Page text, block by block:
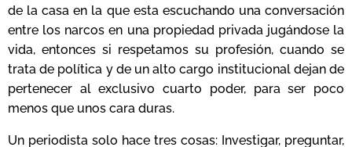
de la casa en la que esta escuchando una conversación
entre los narcos en una propiedad privada jugándose la
vida, entonces si respetamos su profesión, cuando se
trata de política y de un alto cargo institucional dejan de
pertenecer al exclusivo cuarto poder, para ser poco
menos que unos cara duras.
Un periodista solo hace tres cosas: Investigar, preguntar,